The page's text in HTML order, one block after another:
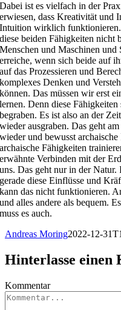
Dabei ist es vielfach in der
erwiesen, dass Kreativität und
Intuition wirklich
diese beiden Fähigkeiten nicht
Menschen und Maschinen und
erreiche, wenn sich beide auf
auf das Prozessieren und
komplexes Denken und
können. Das müssen wir erst
lernen. Denn diese
begraben. Es ist also an der
wieder ausgraben. Das geht
wieder und bewusst
archaische Fähigkeiten
erwähnte Verbinden mit der
uns. Das geht nur in der
gerade diese Einflüsse und
kann das nicht funktionieren.
und alles andere als bequem.
muss es auch.
Andreas Moring2022-12-
Hinterlasse einen
Kommentar